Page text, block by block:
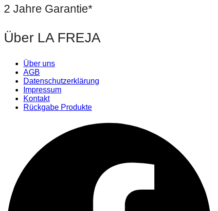
2 Jahre Garantie*
Über LA FREJA
Über uns
AGB
Datenschutzerklärung
Impressum
Kontakt
Rückgabe Produkte